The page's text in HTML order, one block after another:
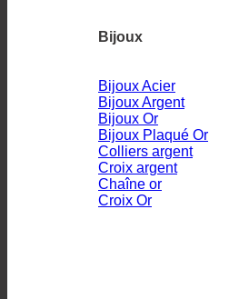
Bijoux
Bijoux Acier
Bijoux Argent
Bijoux Or
Bijoux Plaqué Or
Colliers argent
Croix argent
Chaîne or
Croix Or